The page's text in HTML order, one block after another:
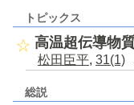
トピックス
高温超伝導物
松田臣平, 31(1)
総説